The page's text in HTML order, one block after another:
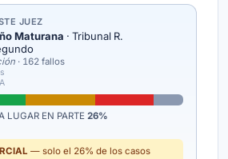
JUEZ
Maturana · Tribunal R.
· 162 fallos
LUGAR EN PARTE 26%
— solo el 26% de los casos